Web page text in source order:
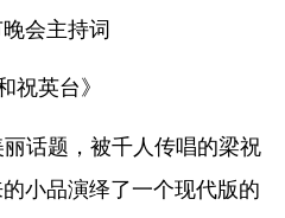
会主持词
祝英台》
话题，被千人传唱的梁祝
小品演绎了一个现代版的